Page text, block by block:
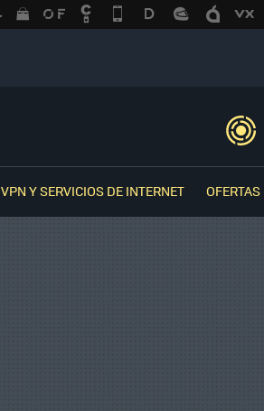
VPN Y SERVICIOS DE INTERNET